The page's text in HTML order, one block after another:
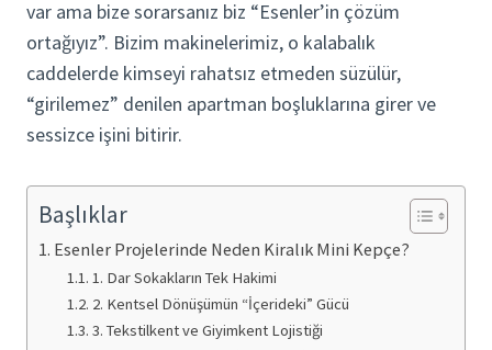
var ama bize sorarsanız biz “Esenler’in çözüm
ortağıyız”. Bizim makinelerimiz, o kalabalık
caddelerde kimseyi rahatsız etmeden süzülür,
“girilemez” denilen apartman boşluklarına girer ve
sessizce işini bitirir.
Başlıklar
Esenler Projelerinde Neden Kiralık Mini Kepçe?
1. Dar Sokakların Tek Hakimi
2. Kentsel Dönüşümün “İçerideki” Gücü
3. Tekstilkent ve Giyimkent Lojistiği